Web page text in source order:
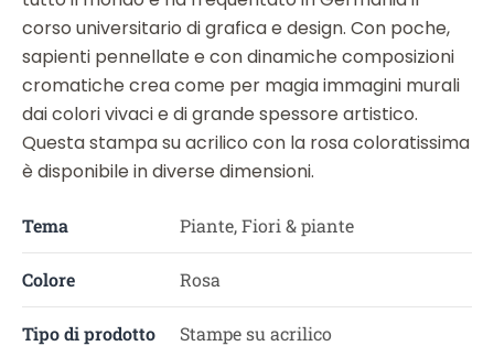
corso universitario di grafica e design. Con poche,
sapienti pennellate e con dinamiche composizioni
cromatiche crea come per magia immagini murali
dai colori vivaci e di grande spessore artistico.
Questa stampa su acrilico con la rosa coloratissima
è disponibile in diverse dimensioni.
Tema Piante, Fiori & piante
Colore Rosa
Tipo di prodotto Stampe su acrilico